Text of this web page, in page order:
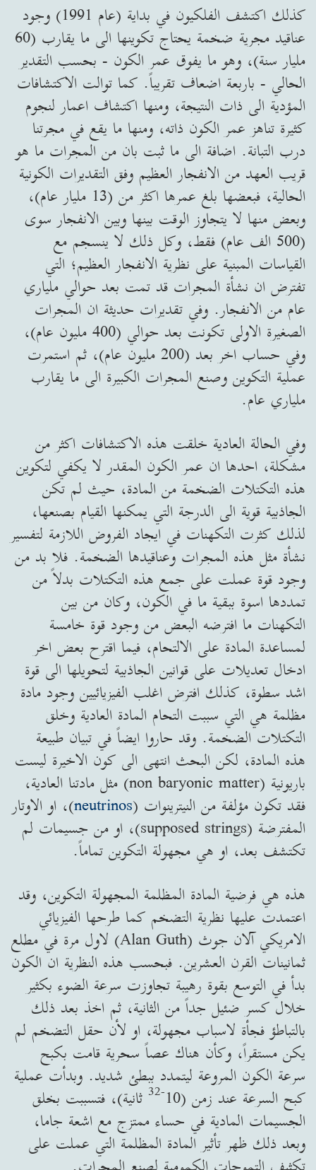
كذلك اكتشف الفلكيون في بداية (عام 1991) وجود
عناقيد مجرية ضخمة يحتاج تكوينها الى ما يقارب (60
مليار سنة)، وهو ما يفوق عمر الكون - بحسب التقدير
الحالي - باربعة اضعاف تقريباً. كما توالت الاكتشافات
المؤدية الى ذات النتيجة، ومنها اكتشاف اعمار لنجوم
كثيرة تناهز عمر الكون ذاته، ومنها ما يقع في مجرتنا
درب التبانة. اضافة الى ما ثبت بان من المجرات ما هو
قريب العهد من الانفجار العظيم وفق التقديرات الكونية
الحالية، فبعضها بلغ عمرها اكثر من (13 مليار عام)،
وبعض منها لا يتجاوز الوقت بينها وبين الانفجار سوى
(500 الف عام) فقط، وكل ذلك لا ينسجم مع
القياسات المبنية على نظرية الانفجار العظيم؛ التي
تفترض ان نشأة المجرات قد تمت بعد حوالي ملياري
عام من الانفجار. وفي تقديرات حديثة ان المجرات
الصغيرة الاولى تكونت بعد حوالي (400 مليون عام)،
وفي حساب اخر بعد (200 مليون عام)، ثم استمرت
عملية التكوين وصنع المجرات الكبيرة الى ما يقارب
ملياري عام.
وفي الحالة العادية خلقت هذه الاكتشافات اكثر من
مشكلة، احدها ان عمر الكون المقدر لا يكفي لتكوين
هذه التكتلات الضخمة من المادة، حيث لم تكن
الجاذبية قوية الى الدرجة التي يمكنها القيام بصنعها،
لذلك كثرت التكهنات في ايجاد الفروض اللازمة لتفسير
نشأة مثل هذه المجرات وعناقيدها الضخمة. فلا بد من
وجود قوة عملت على جمع هذه التكتلات بدلاً من
تمددها اسوة ببقية ما في الكون، وكان من بين
التكهنات ما افترضه البعض من وجود قوة خامسة
لمساعدة المادة على الالتحام، فيما اقترح بعض اخر
ادخال تعديلات على قوانين الجاذبية لتحويلها الى قوة
اشد سطوة، كذلك افترض اغلب الفيزيائيين وجود مادة
مظلمة هي التي سببت التحام المادة العادية وخلق
التكتلات الضخمة. وقد حاروا ايضاً في تبيان طبيعة
هذه المادة، لكن البحث انتهى الى كون الاخيرة ليست
باريونية (non baryonic matter) مثل مادتنا العادية،
فقد تكون مؤلفة من النيترينوات (neutrinos)، او الاوتار
المفترضة (supposed strings)، او من جسيمات لم
تكتشف بعد، او هي مجهولة التكوين تماماً.
هذه هي فرضية المادة المظلمة المجهولة التكوين، وقد
اعتمدت عليها نظرية التضخم كما طرحها الفيزيائي
الامريكي آلان جوث (Alan Guth) لاول مرة في مطلع
ثمانينات القرن العشرين. فبحسب هذه النظرية ان الكون
بدأ في التوسع بقوة رهيبة تجاوزت سرعة الضوء بكثير
خلال كسر ضئيل جداً من الثانية، ثم اخذ بعد ذلك
بالتباطؤ فجأة لاسباب مجهولة، او لأن حقل التضخم لم
يكن مستقراً، وكأن هناك عصاً سحرية قامت بكبح
سرعة الكون المروعة ليتمدد ببطئ شديد. وبدأت عملية
كبح السرعة عند زمن (10
-
32 ثانية)، فتسببت بخلق
الجسيمات المادية في حساء ممتزج مع اشعة جاما،
وبعد ذلك ظهر تأثير المادة المظلمة التي عملت على